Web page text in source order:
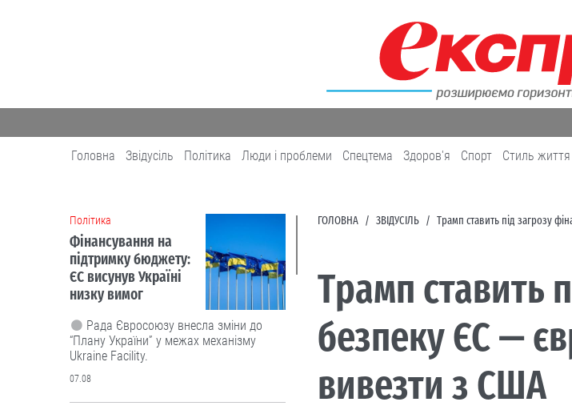
Головна Звідусіль Політика Люди і проблеми Спецтема Здоров'я Cпорт Cтиль життя
ГОЛОВНА ЗВІДУСІЛЬ Трамп ставить під загрозу
Трамп ставить
безпеку ЄС —
вивезти з США
Політика
Фінансування на
підтримку бюджету:
ЄС висунув Україні
низку вимог
Рада Євросоюзу внесла зміни до
“Плану України” у межах механізму
Ukraine Facility.
07.08